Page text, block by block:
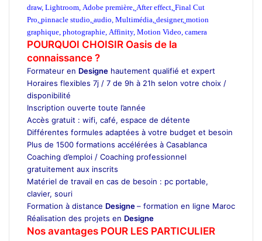
draw, Lightroom Adobe première After effect Final Cut
Pro pinnacle studio audio Multimédia designer, motion
graphique photographie Affinity, Motion Video camera
POURQUOI CHOISIR Oasis de la
connaissance ?
Formateur en Designe hautement qualifié et expert
Horaires flexibles 7j / 7 de 9h à 21h selon votre choix /
disponibilité
Inscription ouverte toute l’année
Accès gratuit : wifi, café, espace de détente
Différentes formules adaptées à votre budget et besoin
Plus de 1500 formations accélérées à Casablanca
Coaching d’emploi / Coaching professionnel
gratuitement aux inscrits
Matériel de travail en cas de besoin : pc portable,
clavier, souri
Formation à distance Designe– formation en ligne Maroc
Réalisation des projets en Designe
Nos avantages POUR LES PARTICULIER